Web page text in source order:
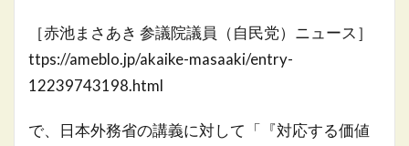
［赤池まさあき 参議院議員（自民党）ニュース］
ttps://ameblo.jp/akaike-masaaki/entry-
12239743198.html
で、日本外務省の講義に対して「『対応する価値